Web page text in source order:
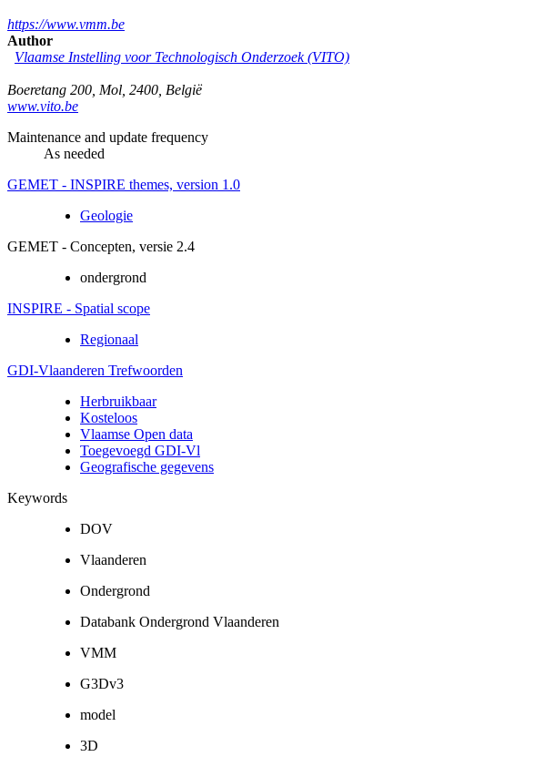
https://www.vmm.be
Author
Vlaamse Instelling voor Technologisch Onderzoek (VITO)
Boeretang 200 Mol 2400 België
www.vito.be
Maintenance and update frequency
As needed
GEMET - INSPIRE themes, version 1.0
Geologie
GEMET - Concepten, versie 2.4
ondergrond
INSPIRE - Spatial scope
Regionaal
GDI-Vlaanderen Trefwoorden
Herbruikbaar
Kosteloos
Vlaamse Open data
Toegevoegd GDI-Vl
Geografische gegevens
Keywords
DOV
Vlaanderen
Ondergrond
Databank Ondergrond Vlaanderen
VMM
G3Dv3
model
3D